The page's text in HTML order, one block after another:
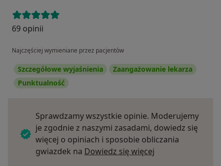
69 opinii
Najczęściej wymieniane przez pacjentów
Szczegółowe wyjaśnienia
Zaangażowanie lekarza
Punktualność
Sprawdzamy wszystkie opinie. Moderujemy
je zgodnie z naszymi zasadami, dowiedz się
więcej o opiniach i sposobie obliczania
gwiazdek na Dowiedz się więcej